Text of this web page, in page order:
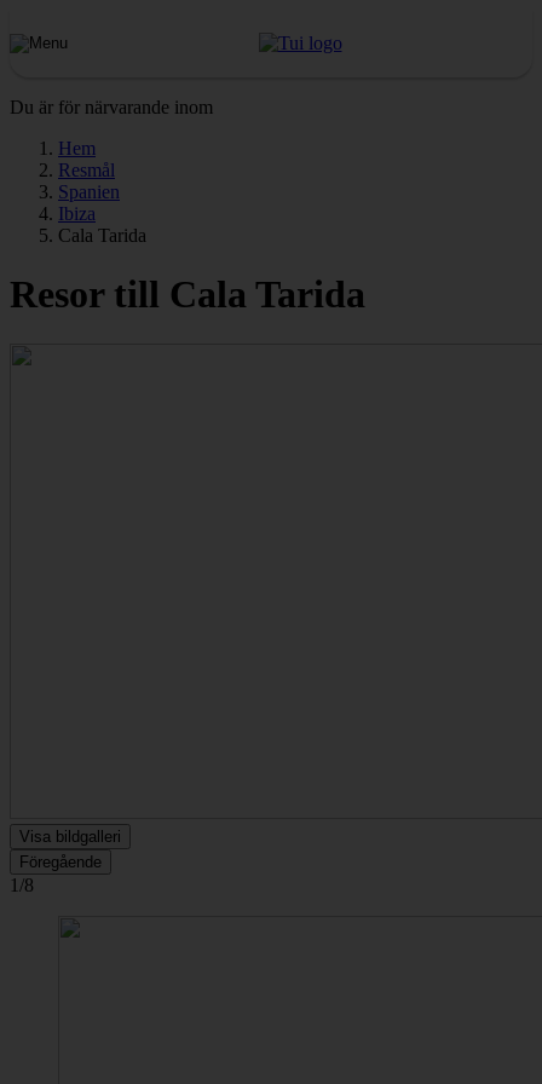
Du är för närvarande inom
Hem
Resmål
Spanien
Ibiza
Cala Tarida
Resor till Cala Tarida
Visa bildgalleri
Föregående
1/8